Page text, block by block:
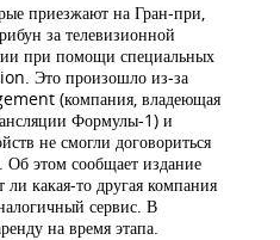
приезжают на Гран-при,
за телевизионной
при помощи специальных
Это произошло из-за
(компания, владеющая
Формулы-1) и
не смогли договориться
Об этом сообщает издание
какая-то другая компания
сервис. В
на время этапа.